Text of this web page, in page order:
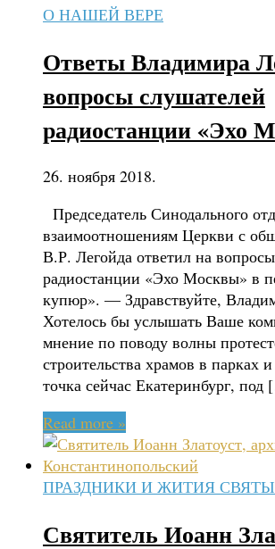
О НАШЕЙ ВЕРЕ
Ответы Владимира
вопросы слушателей
радиостанции «Эхо
26. ноября 2018.
Председатель Синодального
взаимоотношениям Церкви с
В.Р. Легойда ответил на
радиостанции «Эхо Москвы» в
купюр». — Здравствуйте,
Хотелось бы услышать Ваше
мнение по поводу волны
строительства храмов в парках
точка сейчас Екатеринбург,
Read more »
ПРАЗДНИКИ И ЖИТИЯ
Святитель Иоанн